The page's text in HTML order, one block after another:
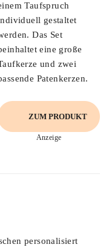
Taufspruch
gestaltet
Das Set
eine große
und zwei
Patenkerzen.
ZUM PRODUKT
Anzeige
personalisiert